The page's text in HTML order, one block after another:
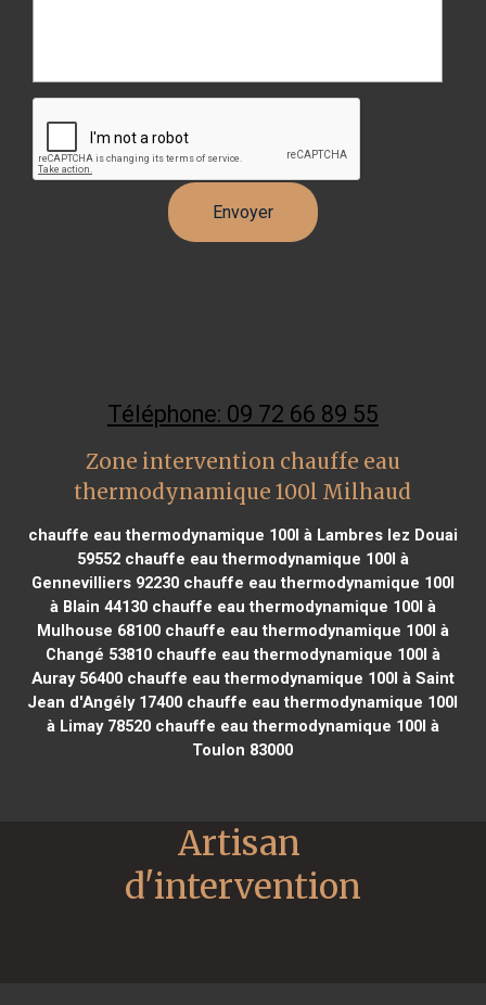
Téléphone: 09 72 66 89 55
Zone intervention chauffe eau
thermodynamique 100l Milhaud
chauffe eau thermodynamique 100l à Lambres lez Douai
59552chauffe eau thermodynamique 100l à
Gennevilliers 92230chauffe eau thermodynamique 100l
à Blain 44130chauffe eau thermodynamique 100l à
Mulhouse 68100chauffe eau thermodynamique 100l à
Changé 53810chauffe eau thermodynamique 100l à
Auray 56400chauffe eau thermodynamique 100l à Saint
Jean d'Angély 17400 chauffe eau thermodynamique 100l
à Limay 78520chauffe eau thermodynamique 100l à
Toulon 83000
Artisan
d'intervention